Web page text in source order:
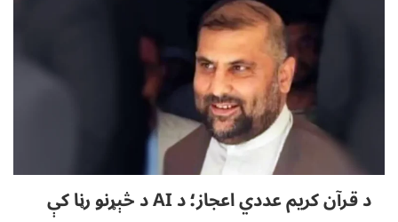
د قرآن کریم عددي اعجاز؛ د AI د څېړنو رڼا کې